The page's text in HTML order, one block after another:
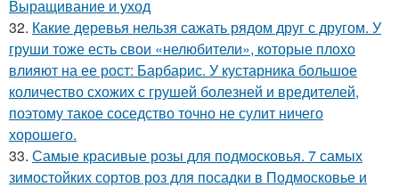
Выращивание и уход
32. Какие деревья нельзя сажать рядом друг с другом. У
груши тоже есть свои «нелюбители», которые плохо
влияют на ее рост: Барбарис. У кустарника большое
количество схожих с грушей болезней и вредителей,
поэтому такое соседство точно не сулит ничего
хорошего.
33. Самые красивые розы для подмосковья. 7 самых
зимостойких сортов роз для посадки в Подмосковье и